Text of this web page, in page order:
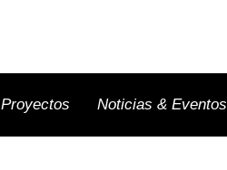
Proyectos Noticias & Eventos